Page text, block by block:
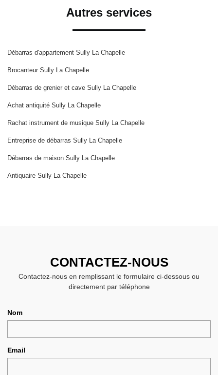
Autres services
Débarras d'appartement Sully La Chapelle
Brocanteur Sully La Chapelle
Débarras de grenier et cave Sully La Chapelle
Achat antiquité Sully La Chapelle
Rachat instrument de musique Sully La Chapelle
Entreprise de débarras Sully La Chapelle
Débarras de maison Sully La Chapelle
Antiquaire Sully La Chapelle
CONTACTEZ-NOUS
Contactez-nous en remplissant le formulaire ci-dessous ou
directement par téléphone
Nom
Email